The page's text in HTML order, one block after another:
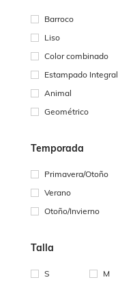
Barroco
Liso
Color combinado
Estampado Integral
Animal
Geométrico
Temporada
Primavera/Otoño
Verano
Otoño/Invierno
Talla
S
M